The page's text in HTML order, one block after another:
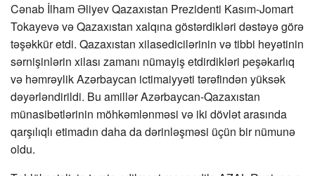
Cənab İlham Əliyev Qazaxıstan Prezidenti Kasım-Jomart
Tokayevə və Qazaxıstan xalqına göstərdikləri dəstəyə görə
təşəkkür etdi. Qazaxıstan xilasedicilərinin və tibbi heyətinin
sərnişinlərin xilası zamanı nümayiş etdirdikləri peşəkarlıq
və həmrəylik Azərbaycan ictimaiyyəti tərəfindən yüksək
dəyərləndirildi. Bu amillər Azərbaycan-Qazaxıstan
münasibətlərinin möhkəmlənməsi və iki dövlət arasında
qarşılıqlı etimadın daha da dərinləşməsi üçün bir nümunə
oldu.